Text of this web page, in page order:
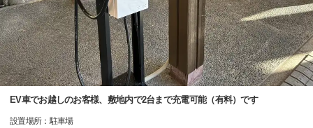
EV車でお越しのお客様、敷地内で2台まで充電可能（有料）です
設置場所：駐車場